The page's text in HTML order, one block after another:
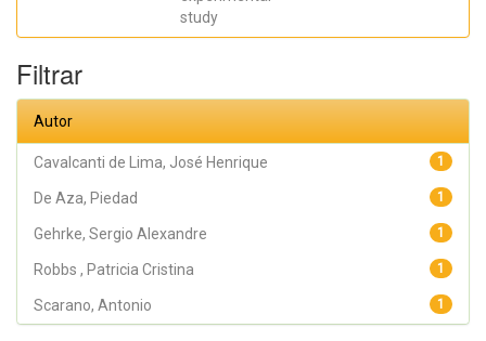
study
Filtrar
Autor
1
Cavalcanti de Lima, José Henrique
1
De Aza, Piedad
1
Gehrke, Sergio Alexandre
1
Robbs , Patricia Cristina
1
Scarano, Antonio